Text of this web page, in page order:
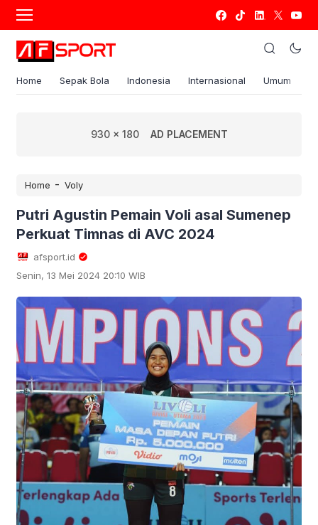
Home Sepak Bola Indonesia Internasional Umum
930 x 180 AD PLACEMENT
Home - Voly
Putri Agustin Pemain Voli asal Sumenep
Perkuat Timnas di AVC 2024
afsport.id
Senin, 13 Mei 2024 20:10 WIB